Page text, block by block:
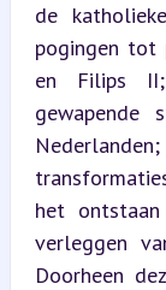
de
pogingen tot
en Filips
het
verleggen
Doorheen